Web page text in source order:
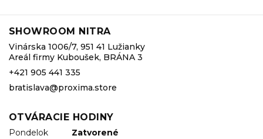
SHOWROOM NITRA
Vinárska 1006/7, 951 41 Lužianky
Areál firmy Kuboušek, BRÁNA 3
+421 905 441 335
bratislava@proxima.store
OTVÁRACIE HODINY
Pondelok
Zatvorené